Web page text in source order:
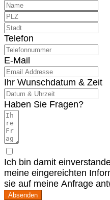
Telefon
E-Mail
Ihr Wunschdatum & Zeit
Haben Sie Fragen?
Ich bin damit
meine eingereichten
sie auf meine Anfrage
Absenden